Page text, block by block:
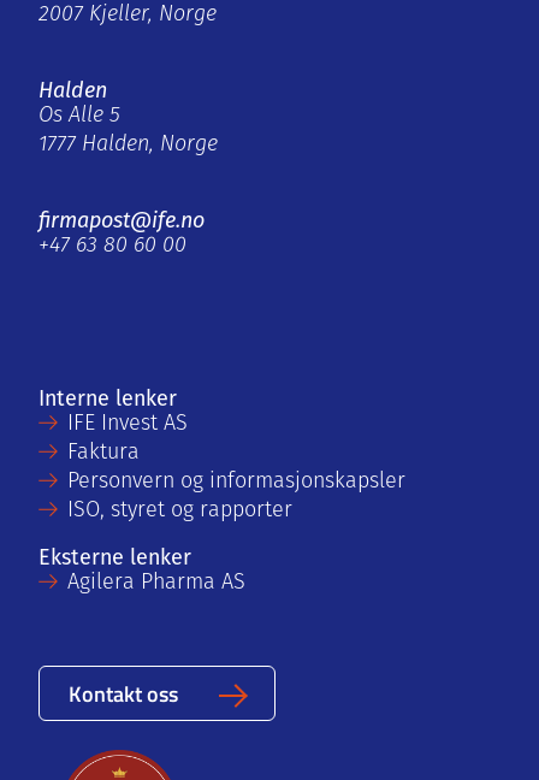
2007 Kjeller, Norge
Halden
Os Alle 5
1777 Halden, Norge
firmapost@ife.no
+47 63 80 60 00
Interne lenker
IFE Invest AS
Faktura
Personvern og informasjonskapsler
ISO, styret og rapporter
Eksterne lenker
Agilera Pharma AS
Kontakt oss